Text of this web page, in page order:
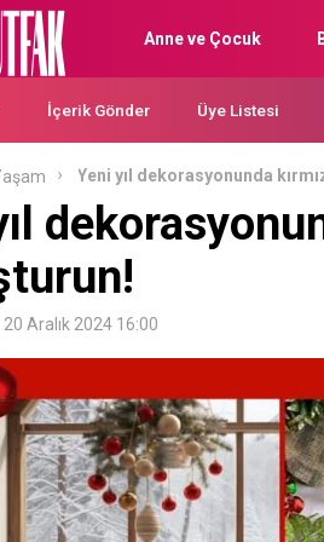
Anne ve Çocuk
İçerik Gönder Üye Listesi
Yeni yıl dekorasyonunda
Aralık 2024 16:00